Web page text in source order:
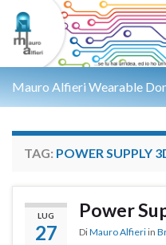
Mauro Alfieri Wearable
TAG: POWER SUPPLY
LUG
27
Power
DiMauro Alfieri in